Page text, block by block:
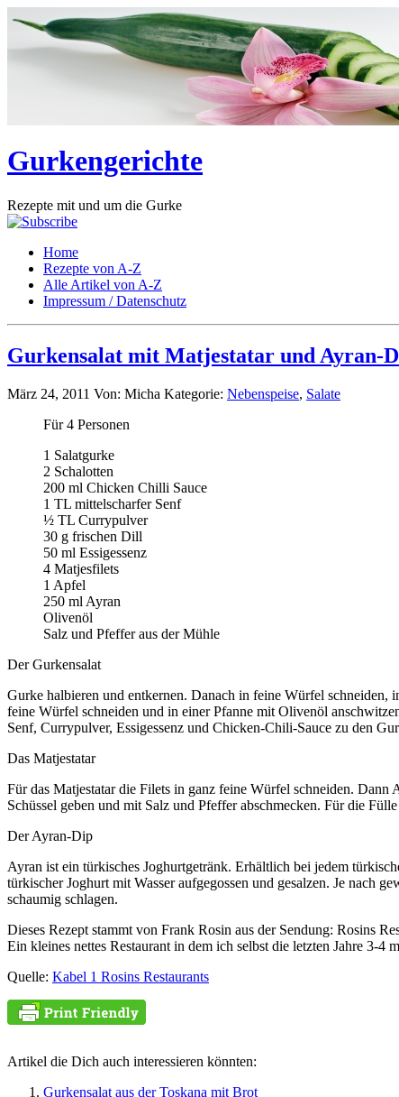
Gurkengerichte
Rezepte mit und um die Gurke
Home
Rezepte von A-Z
Alle Artikel von A-Z
Impressum / Datenschutz
Gurkensalat mit Matjestatar und Ayran-
März 24, 2011 Von: Micha Kategorie: Nebenspeise, Salate
Für 4 Personen
1 Salatgurke
2 Schalotten
200 ml Chicken Chilli Sauce
1 TL mittelscharfer Senf
½ TL Currypulver
30 g frischen Dill
50 ml Essigessenz
4 Matjesfilets
1 Apfel
250 ml Ayran
Olivenöl
Salz und Pfeffer aus der Mühle
Der Gurkensalat
Gurke halbieren und entkernen. Danach in feine Würfel schneiden,
feine Würfel schneiden und in einer Pfanne mit Olivenöl
Senf, Currypulver, Essigessenz und Chicken-Chili-Sauce zu den
Das Matjestatar
Für das Matjestatar die Filets in ganz feine Würfel schneiden.
Schüssel geben und mit Salz und Pfeffer abschmecken. Für die
Der Ayran-Dip
Ayran ist ein türkisches Joghurtgetränk. Erhältlich bei jedem
türkischer Joghurt mit Wasser aufgegossen und gesalzen. Je nach
schaumig schlagen.
Dieses Rezept stammt von Frank Rosin aus der Sendung: Rosins
Ein kleines nettes Restaurant in dem ich selbst die letzten Jahre 3-
Quelle: Kabel 1 Rosins Restaurants
Artikel die Dich auch interessieren könnten:
Gurkensalat aus der Toskana mit Brot